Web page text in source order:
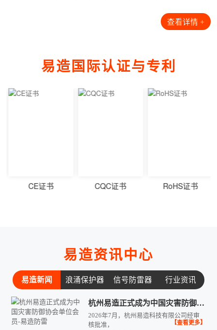
工商业储能项目浪涌保护器配套-易造防雷
工商业储能项目浪涌保护器配套-易造防雷
工商业储能项目浪涌保护器配套-易造防雷
工商业储能项目浪涌保护器配套-易造防雷
查看详情 +
易造国际认证与专利
CQC证书 RoHS证书
易造资讯中心
易造新闻 浪涌保护器 信号防雷器 行业资讯
常见问题
杭州易造正式成为中国灾害防御协会单位会员-易造防雷
2026年7月，杭州易造科技有限公司经审
核批准，
【查看更多】